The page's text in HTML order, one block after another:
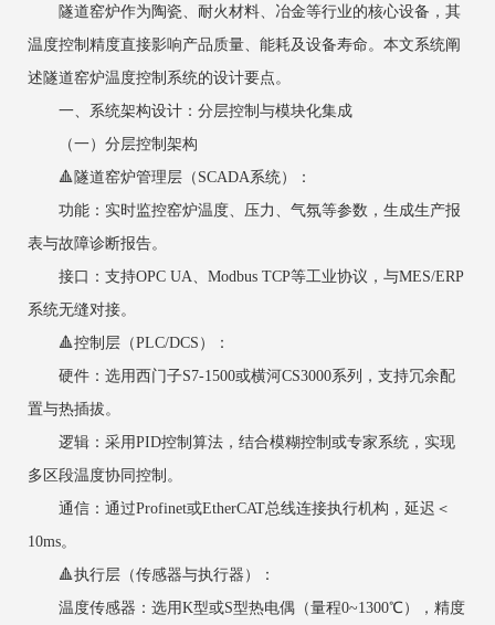
隧道窑炉作为陶瓷、耐火材料、冶金等行业的核心设备，其
温度控制精度直接影响产品质量、能耗及设备寿命。本文系统阐
述隧道窑炉温度控制系统的设计要点。
一、系统架构设计：分层控制与模块化集成
（一）分层控制架构
‌🔺隧道窑炉管理层（SCADA系统）‌：
功能：实时监控窑炉温度、压力、气氛等参数，生成生产报
表与故障诊断报告。
接口：支持OPC UA、Modbus TCP等工业协议，与MES/ERP
系统无缝对接。
🔺控制层（PLC/DCS）‌：
硬件：选用西门子S7-1500或横河CS3000系列，支持冗余配
置与热插拔。
逻辑：采用PID控制算法，结合模糊控制或专家系统，实现
多区段温度协同控制。
通信：通过Profinet或EtherCAT总线连接执行机构，延迟＜
10ms。
🔺执行层（传感器与执行器）‌：
温度传感器：选用K型或S型热电偶（量程0~1300℃），精度